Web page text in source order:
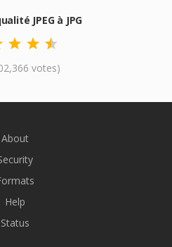
JPEG à JPG
votes)
About
Help
Status